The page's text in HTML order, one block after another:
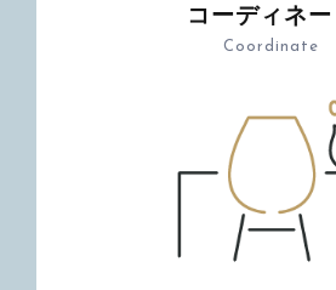
コーディネー
Coordinate